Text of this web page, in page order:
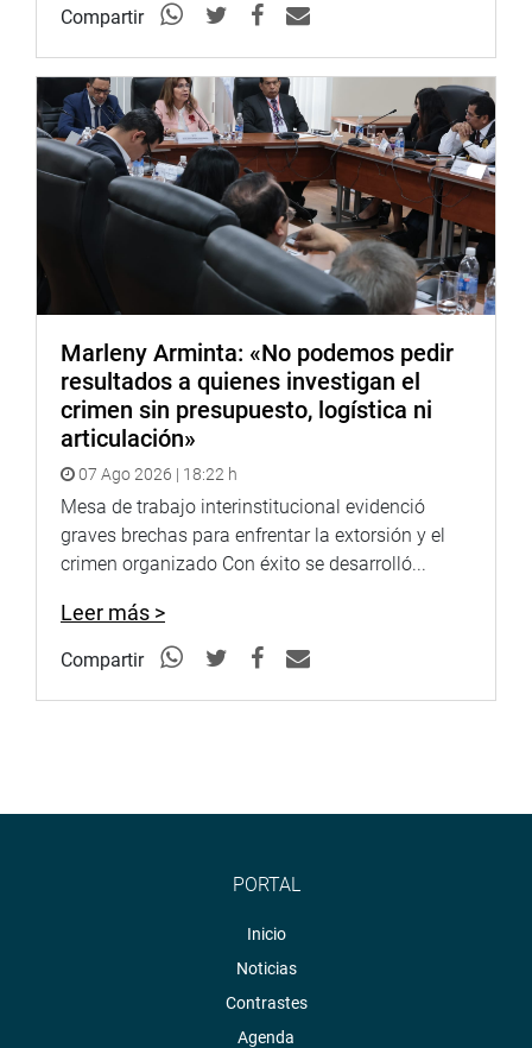
Despacho del congresista Jorge Marticorena
Compartir
Marleny Arminta: «No podemos pedir
resultados a quienes investigan el
crimen sin presupuesto, logística ni
articulación»
07 Ago 2026 | 18:22 h
Mesa de trabajo interinstitucional evidenció
graves brechas para enfrentar la extorsión y el
crimen organizado Con éxito se desarrolló...
Leer más >
Compartir
PORTAL
Inicio
Noticias
Contrastes
Agenda